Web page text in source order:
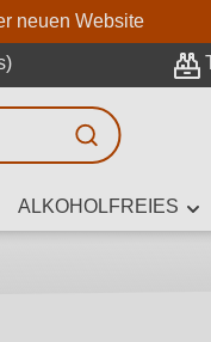
springen
neuen Website
ALKOHOLFREIES
Erweiterte Suche